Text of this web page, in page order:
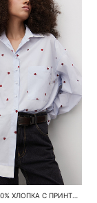
РУБАШКА ИЗ 100% ХЛОПКА С ПРИНТОМ